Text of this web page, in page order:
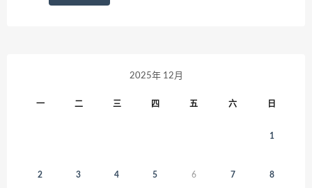
2025年 12月
一 二 三 四 五 六 日
1
2 3 4 5 6 7 8